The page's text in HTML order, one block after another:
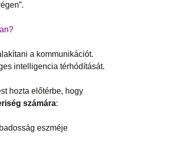
a kommunikációt.
intelligencia térhódítását.
hozta előtérbe, hogy
számára:
eszméje